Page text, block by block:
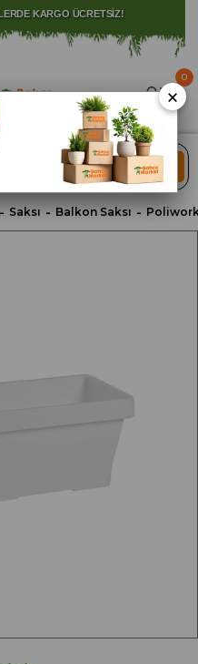
KARGO ÜCRETSİZ!
İLİ İLE SINIRLIDIR.
ARA
0
Saksı Balkon Saksı
×